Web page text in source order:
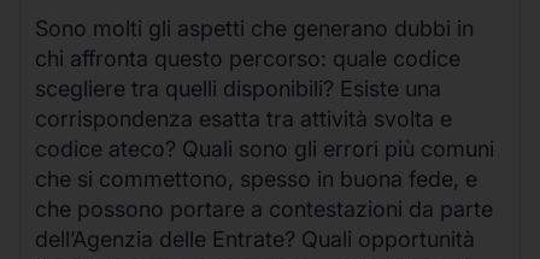
Sono molti gli aspetti che generano dubbi in
chi affronta questo percorso: quale codice
scegliere tra quelli disponibili? Esiste una
corrispondenza esatta tra attività svolta e
codice ateco? Quali sono gli errori più comuni
che si commettono, spesso in buona fede, e
che possono portare a contestazioni da parte
dell’Agenzia delle Entrate? Quali opportunità